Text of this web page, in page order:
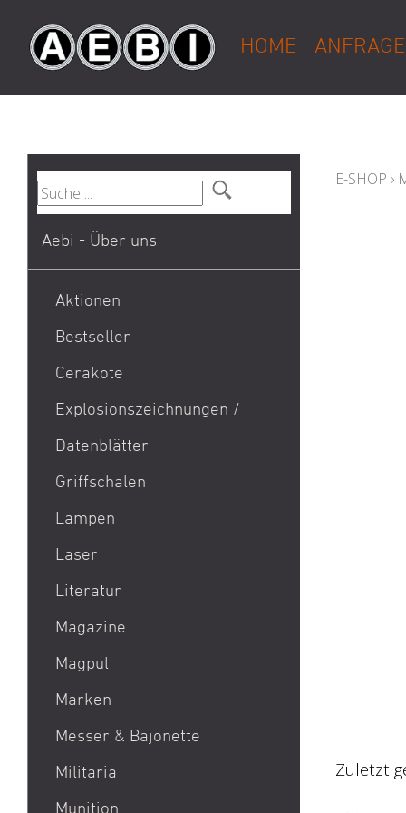
HOME ANFRAGE
Aebi - Über uns
Aktionen
Bestseller
1911
Aktion Bester Preis
AR 15
B&T Print-X
CZ 75 / CZ TS
Eotech EXPS3 / Eotech
EXPS2
Glock 48 / Glock 43X
Heckler & Koch MP5 /
Heckler & Koch SP5
Heckler & Koch 416
Holosun HS510C / Holosun
407C
Cerakote
Explosionszeichnungen /
Datenblätter
Griffschalen
Lampen
Laser
Literatur
Magazine
Magpul
Marken
Acheron Corp AG
Messer & Bajonette
Militaria
E-SHOP ›
Zuletzt